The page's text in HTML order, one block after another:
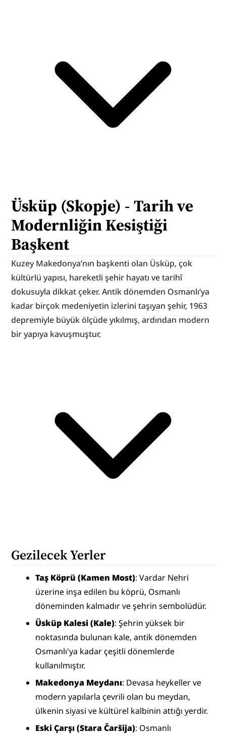
Üsküp (Skopje) - Tarih ve
Modernliğin Kesiştiği
Başkent
Kuzey Makedonya’nın başkenti olan Üsküp, çok
kültürlü yapısı, hareketli şehir hayatı ve tarihî
dokusuyla dikkat çeker. Antik dönemden Osmanlı’ya
kadar birçok medeniyetin izlerini taşıyan şehir, 1963
depremiyle büyük ölçüde yıkılmış, ardından modern
bir yapıya kavuşmuştur.
Gezilecek Yerler
Taş Köprü (Kamen Most): Vardar Nehri
üzerine inşa edilen bu köprü, Osmanlı
döneminden kalmadır ve şehrin sembolüdür.
Üsküp Kalesi (Kale): Şehrin yüksek bir
noktasında bulunan kale, antik dönemden
Osmanlı'ya kadar çeşitli dönemlerde
kullanılmıştır.
Makedonya Meydanı: Devasa heykeller ve
modern yapılarla çevrili olan bu meydan,
ülkenin siyasi ve kültürel kalbinin attığı yerdir.
Eski Çarşı (Stara Čaršija): Osmanlı